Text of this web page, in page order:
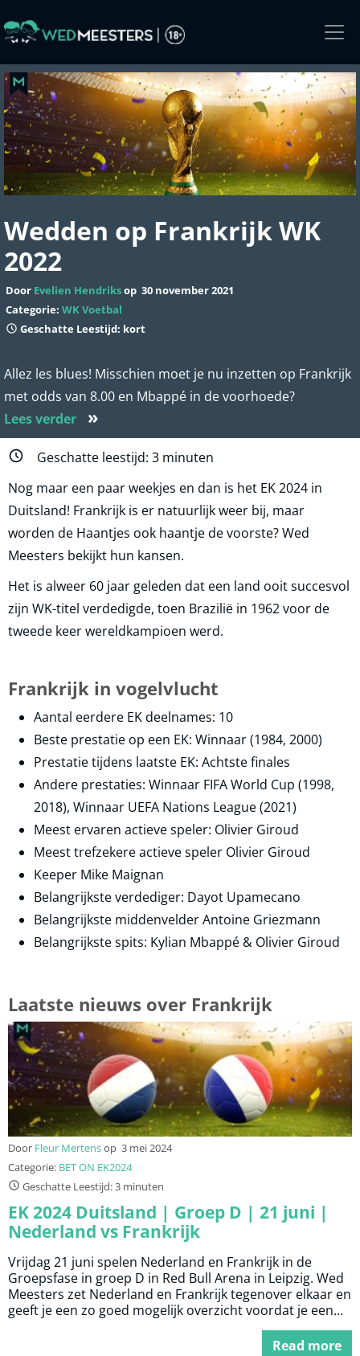
to
content
Wedden op Frankrijk WK
2022
Door Evelien Hendriksop 30 november 2021
Categorie: WK Voetbal
Geschatte Leestijd: kort
Allez les blues! Misschien moet je nu inzetten op Frankrijk
met odds van 8.00 en Mbappé in de voorhoede?
Lees verder
»
Geschatte leestijd: 3 minuten
Nog maar een paar weekjes en dan is het EK 2024 in
Duitsland! Frankrijk is er natuurlijk weer bij, maar
worden de Haantjes ook haantje de voorste? Wed
Meesters bekijkt hun kansen.
Het is alweer 60 jaar geleden dat een land ooit succesvol
zijn WK-titel verdedigde, toen Brazilië in 1962 voor de
tweede keer wereldkampioen werd.
Frankrijk in vogelvlucht
Aantal eerdere EK deelnames: 10
Beste prestatie op een EK: Winnaar (1984, 2000)
Prestatie tijdens laatste EK: Achtste finales
Andere prestaties: Winnaar FIFA World Cup (1998,
2018), Winnaar UEFA Nations League (2021)
Meest ervaren actieve speler: Olivier Giroud
Meest trefzekere actieve speler Olivier Giroud
Keeper Mike Maignan
Belangrijkste verdediger: Dayot Upamecano
Belangrijkste middenvelder Antoine Griezmann
Belangrijkste spits: Kylian Mbappé & Olivier Giroud
Laatste nieuws over Frankrijk
Door Fleur Mertensop 3 mei 2024
Categorie: BET ON EK2024
Geschatte Leestijd: 3 minuten
EK 2024 Duitsland | Groep D | 21 juni |
Nederland vs Frankrijk
Vrijdag 21 juni spelen Nederland en Frankrijk in de
Groepsfase in groep D in Red Bull Arena in Leipzig. Wed
Meesters zet Nederland en Frankrijk tegenover elkaar en
geeft je een zo goed mogelijk overzicht voordat je een
Read more